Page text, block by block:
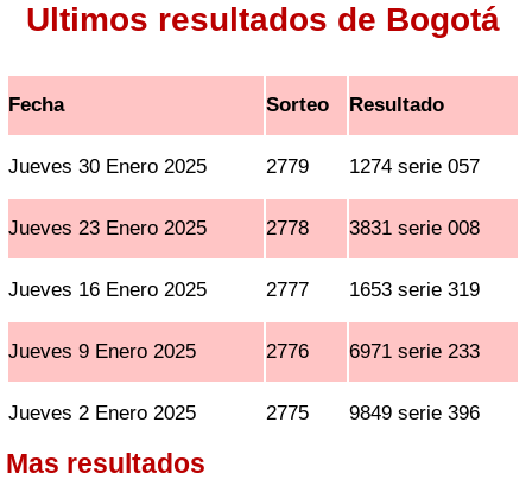
Ultimos resultados de Bogotá
Fecha Sorteo Resultado
Jueves 30 Enero 2025 2779 1274 serie 057
Jueves 23 Enero 2025 2778 3831 serie 008
Jueves 16 Enero 2025 2777 1653 serie 319
Jueves 9 Enero 2025 2776 6971 serie 233
Jueves 2 Enero 2025 2775 9849 serie 396
Mas resultados